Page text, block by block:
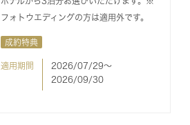
フォトウエディングの方は適用外です。
成約特典
適用期間
2026/07/29〜
2026/09/30